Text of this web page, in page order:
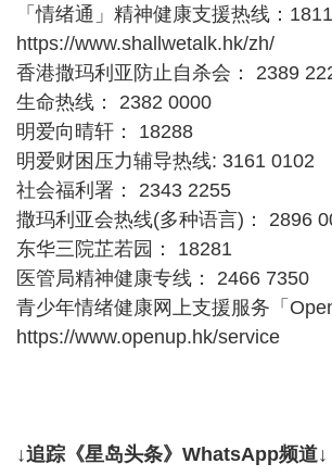
「情绪通」精神健康支援热线：
https://www.shallwetalk.hk/zh/
香港撒玛利亚防止自杀会： 2389
生命热线： 2382 0000
明爱向晴轩： 18288
明爱财困压力辅导热线: 3161 0102
社会福利署： 2343 2255
撒玛利亚会热线(多种语言)： 2896
东华三院芷若园： 18281
医管局精神健康专线： 2466 7350
青少年情绪健康网上支援服务「
https://www.openup.hk/service
↓追踪《星岛头条》WhatsApp频道↓